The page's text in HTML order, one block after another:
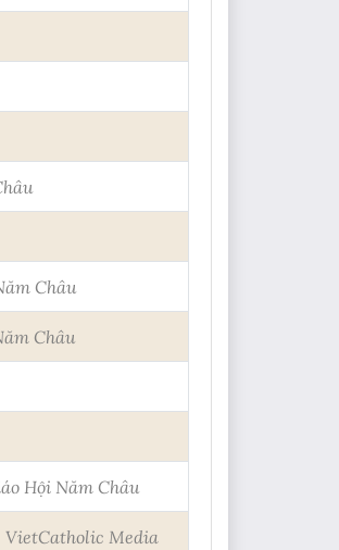
Châu
Châu
Hội Năm Châu
VietCatholic Media